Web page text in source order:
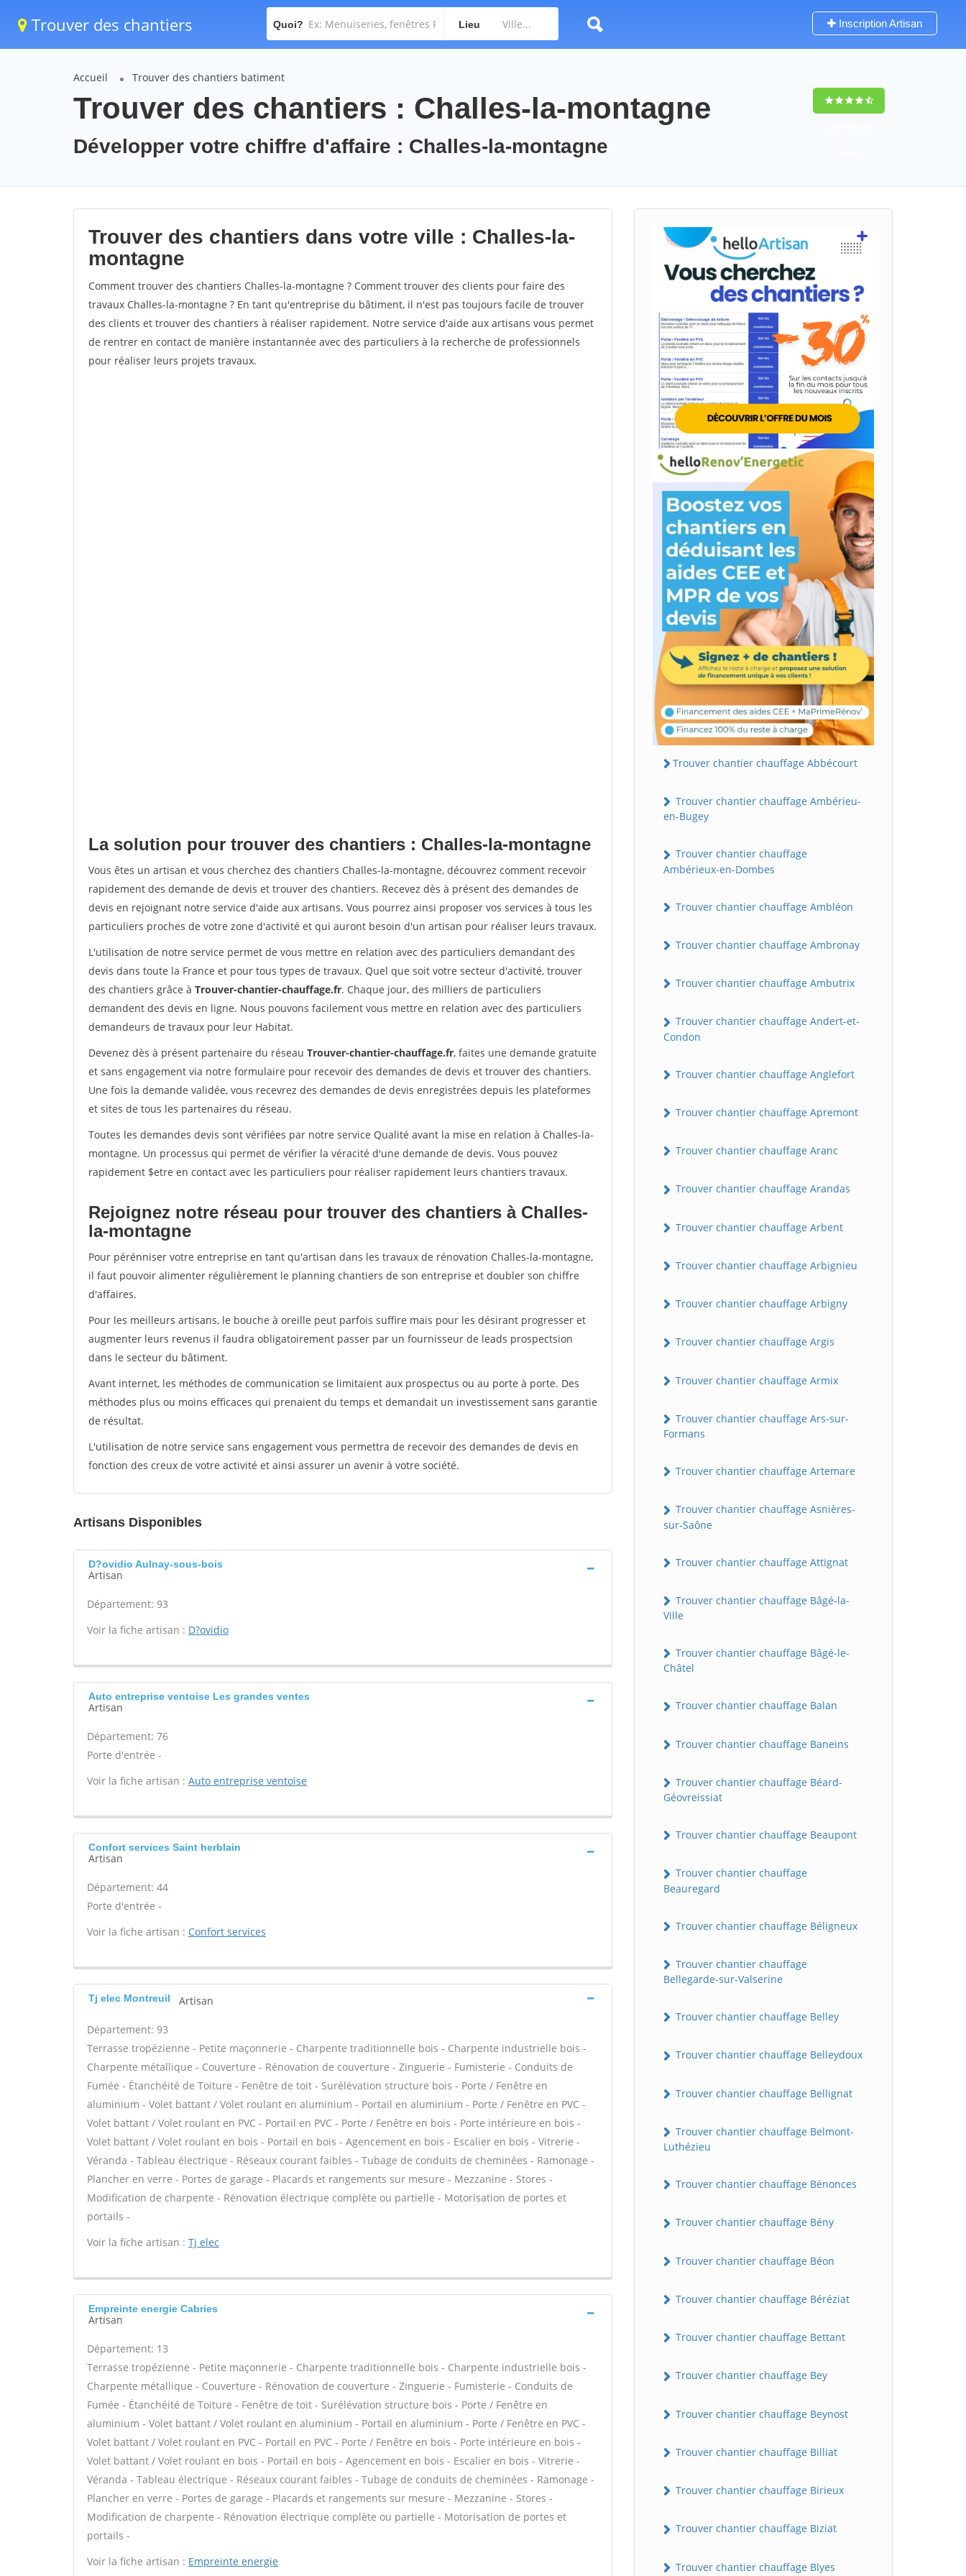
Trouver des chantiers Quoi? Lieu Inscription Artisan
Accueil Trouver des chantiers batiment
Trouver des chantiers : Challes-la-montagne
Développer votre chiffre d'affaire : Challes-la-montagne
Trouver des chantiers dans votre ville : Challes-la-
montagne
Comment trouver des chantiers Challes-la-montagne ? Comment trouver des clients pour faire des
travaux Challes-la-montagne ? En tant qu'entreprise du bâtiment, il n'est pas toujours facile de trouver
des clients et trouver des chantiers à réaliser rapidement. Notre service d'aide aux artisans vous permet
de rentrer en contact de manière instantannée avec des particuliers à la recherche de professionnels
pour réaliser leurs projets travaux.
La solution pour trouver des chantiers : Challes-la-montagne
Vous êtes un artisan et vous cherchez des chantiers Challes-la-montagne, découvrez comment recevoir
rapidement des demande de devis et trouver des chantiers. Recevez dès à présent des demandes de
devis en rejoignant notre service d'aide aux artisans. Vous pourrez ainsi proposer vos services à tous les
particuliers proches de votre zone d'activité et qui auront besoin d'un artisan pour réaliser leurs travaux.
L'utilisation de notre service permet de vous mettre en relation avec des particuliers demandant des
devis dans toute la France et pour tous types de travaux. Quel que soit votre secteur d'activité, trouver
des chantiers grâce à Trouver-chantier-chauffage.fr. Chaque jour, des milliers de particuliers
demandent des devis en ligne. Nous pouvons facilement vous mettre en relation avec des particuliers
demandeurs de travaux pour leur Habitat.
Devenez dès à présent partenaire du réseau Trouver-chantier-chauffage.fr, faites une demande gratuite
et sans engagement via notre formulaire pour recevoir des demandes de devis et trouver des chantiers.
Une fois la demande validée, vous recevrez des demandes de devis enregistrées depuis les plateformes
et sites de tous les partenaires du réseau.
Toutes les demandes devis sont vérifiées par notre service Qualité avant la mise en relation à Challes-la-
montagne. Un processus qui permet de vérifier la véracité d'une demande de devis. Vous pouvez
rapidement $etre en contact avec les particuliers pour réaliser rapidement leurs chantiers travaux.
Rejoignez notre réseau pour trouver des chantiers à Challes-
la-montagne
Pour pérénniser votre entreprise en tant qu'artisan dans les travaux de rénovation Challes-la-montagne,
il faut pouvoir alimenter régulièrement le planning chantiers de son entreprise et doubler son chiffre
d'affaires.
Pour les meilleurs artisans, le bouche à oreille peut parfois suffire mais pour les désirant progresser et
augmenter leurs revenus il faudra obligatoirement passer par un fournisseur de leads prospectsion
dans le secteur du bâtiment.
Avant internet, les méthodes de communication se limitaient aux prospectus ou au porte à porte. Des
méthodes plus ou moins efficaces qui prenaient du temps et demandait un investissement sans garantie
de résultat.
L'utilisation de notre service sans engagement vous permettra de recevoir des demandes de devis en
fonction des creux de votre activité et ainsi assurer un avenir à votre société.
Artisans Disponibles
D?ovidio Aulnay-sous-bois
Artisan
Département: 93
Voir la fiche artisan : D?ovidio
Auto entreprise ventoise Les grandes ventes
Artisan
Département: 76
Porte d'entrée -
Voir la fiche artisan : Auto entreprise ventoise
Confort services Saint herblain
Artisan
Département: 44
Porte d'entrée -
Voir la fiche artisan : Confort services
Tj elec Montreuil Artisan
Département: 93
Terrasse tropézienne - Petite maçonnerie - Charpente traditionnelle bois - Charpente industrielle bois -
Charpente métallique - Couverture - Rénovation de couverture - Zinguerie - Fumisterie - Conduits de
Fumée - Étanchéité de Toiture - Fenêtre de toit - Surélévation structure bois - Porte / Fenêtre en
aluminium - Volet battant / Volet roulant en aluminium - Portail en aluminium - Porte / Fenêtre en PVC -
Volet battant / Volet roulant en PVC - Portail en PVC - Porte / Fenêtre en bois - Porte intérieure en bois -
Volet battant / Volet roulant en bois - Portail en bois - Agencement en bois - Escalier en bois - Vitrerie -
Véranda - Tableau électrique - Réseaux courant faibles - Tubage de conduits de cheminées - Ramonage -
Plancher en verre - Portes de garage - Placards et rangements sur mesure - Mezzanine - Stores -
Modification de charpente - Rénovation électrique complète ou partielle - Motorisation de portes et
portails -
Voir la fiche artisan : Tj elec
Empreinte energie Cabries
Artisan
Département: 13
Terrasse tropézienne - Petite maçonnerie - Charpente traditionnelle bois - Charpente industrielle bois -
Charpente métallique - Couverture - Rénovation de couverture - Zinguerie - Fumisterie - Conduits de
Fumée - Étanchéité de Toiture - Fenêtre de toit - Surélévation structure bois - Porte / Fenêtre en
aluminium - Volet battant / Volet roulant en aluminium - Portail en aluminium - Porte / Fenêtre en PVC -
Volet battant / Volet roulant en PVC - Portail en PVC - Porte / Fenêtre en bois - Porte intérieure en bois -
Volet battant / Volet roulant en bois - Portail en bois - Agencement en bois - Escalier en bois - Vitrerie -
Véranda - Tableau électrique - Réseaux courant faibles - Tubage de conduits de cheminées - Ramonage -
Plancher en verre - Portes de garage - Placards et rangements sur mesure - Mezzanine - Stores -
Modification de charpente - Rénovation électrique complète ou partielle - Motorisation de portes et
portails -
Voir la fiche artisan : Empreinte energie
Trouver chantier chauffage Abbécourt
Trouver chantier chauffage Ambérieu-
en-Bugey
Trouver chantier chauffage
Ambérieux-en-Dombes
Trouver chantier chauffage Ambléon
Trouver chantier chauffage Ambronay
Trouver chantier chauffage Ambutrix
Trouver chantier chauffage Andert-et-
Condon
Trouver chantier chauffage Anglefort
Trouver chantier chauffage Apremont
Trouver chantier chauffage Aranc
Trouver chantier chauffage Arandas
Trouver chantier chauffage Arbent
Trouver chantier chauffage Arbignieu
Trouver chantier chauffage Arbigny
Trouver chantier chauffage Argis
Trouver chantier chauffage Armix
Trouver chantier chauffage Ars-sur-
Formans
Trouver chantier chauffage Artemare
Trouver chantier chauffage Asnières-
sur-Saône
Trouver chantier chauffage Attignat
Trouver chantier chauffage Bâgé-la-
Ville
Trouver chantier chauffage Bâgé-le-
Châtel
Trouver chantier chauffage Balan
Trouver chantier chauffage Baneins
Trouver chantier chauffage Béard-
Géovreissiat
Trouver chantier chauffage Beaupont
Trouver chantier chauffage
Beauregard
Trouver chantier chauffage Béligneux
Trouver chantier chauffage
Bellegarde-sur-Valserine
Trouver chantier chauffage Belley
Trouver chantier chauffage Belleydoux
Trouver chantier chauffage Bellignat
Trouver chantier chauffage Belmont-
Luthézieu
Trouver chantier chauffage Bénonces
Trouver chantier chauffage Bény
Trouver chantier chauffage Béon
Trouver chantier chauffage Béréziat
Trouver chantier chauffage Bettant
Trouver chantier chauffage Bey
Trouver chantier chauffage Beynost
Trouver chantier chauffage Billiat
Trouver chantier chauffage Birieux
Trouver chantier chauffage Biziat
Trouver chantier chauffage Blyes